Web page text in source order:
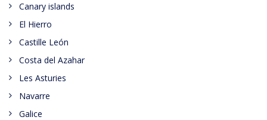
Canary islands
El Hierro
Castille León
Costa del Azahar
Les Asturies
Navarre
Galice